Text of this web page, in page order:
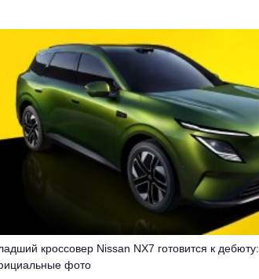
кроссовер Nissan NX7 готовится к дебюту:
фото